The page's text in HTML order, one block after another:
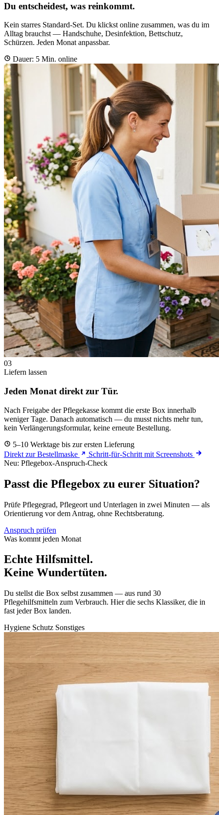
Du entscheidest, was reinkommt.
Kein starres Standard-Set. Du klickst online zusammen, was du im
Alltag brauchst — Handschuhe, Desinfektion, Bettschutz,
Schürzen. Jeden Monat anpassbar.
Dauer: 5 Min. online
03
Liefern lassen
Jeden Monat direkt zur Tür.
Nach Freigabe der Pflegekasse kommt die erste Box innerhalb
weniger Tage. Danach automatisch — du musst nichts mehr tun,
kein Verlängerungsformular, keine erneute Bestellung.
5–10 Werktage bis zur ersten Lieferung
Direkt zur Bestellmaske
Schritt-für-Schritt mit Screenshots
Neu: Pflegebox-Anspruch-Check
Passt die Pflegebox zu eurer Situation?
Prüfe Pflegegrad, Pflegeort und Unterlagen in zwei Minuten — als
Orientierung vor dem Antrag, ohne Rechtsberatung.
Anspruch prüfen
Was kommt jeden Monat
Echte Hilfsmittel.
Keine Wundertüten.
Du stellst die Box selbst zusammen — aus rund 30
Pflegehilfsmitteln zum Verbrauch. Hier die sechs Klassiker, die in
fast jeder Box landen.
Hygiene Schutz Sonstiges